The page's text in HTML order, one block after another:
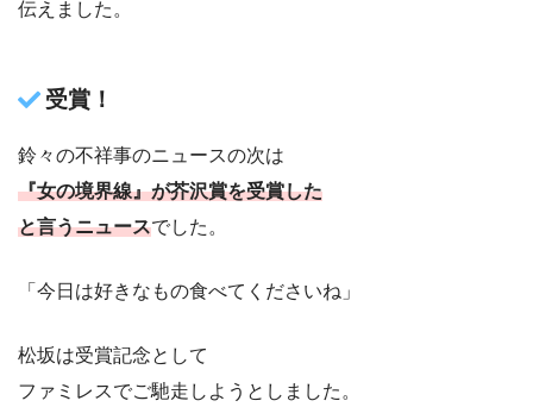
伝えました。
受賞！
鈴々の不祥事のニュースの次は
『女の境界線』が芥沢賞を受賞した
と言うニュースでした。
「今日は好きなもの食べてくださいね」
松坂は受賞記念として
ファミレスでご馳走しようとしました。